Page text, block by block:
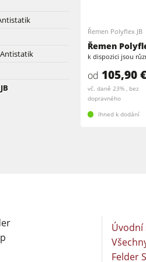
a hranové brusky
pily
pily
lisy & Vakuové lisy
a odprašovací jednotky
brusky
Antistatik
Řemen Polyflex JB
Řemen
k dispozici jsou
od 105,90 €
vč. daně 23% , bez
dopravného
Ihned k dodání
Úvodní
Felder